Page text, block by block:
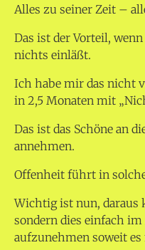
Alles zu seiner Zeit –
Das ist der Vorteil,
nichts einläßt.
Ich habe mir das nicht
in 2,5 Monaten mit
Das ist das Schöne an
annehmen.
Offenheit führt in
Wichtig ist nun, daraus
sondern dies einfach
aufzunehmen soweit